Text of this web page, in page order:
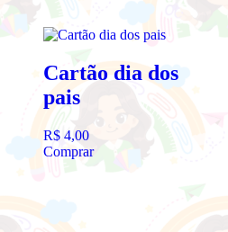
Cartão dia dos
pais
R$ 4,00
Comprar